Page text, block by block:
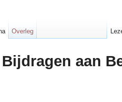
Bijdragen aan
Overleg